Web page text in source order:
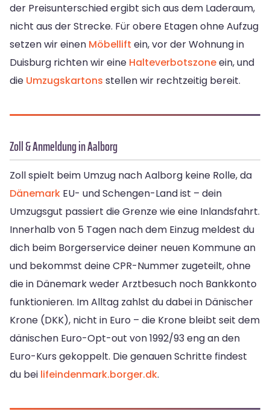
der Preisunterschied ergibt sich aus dem Laderaum,
nicht aus der Strecke. Für obere Etagen ohne Aufzug
setzen wir einen Möbellift ein, vor der Wohnung in
Duisburg richten wir eine Halteverbotszoneein, und
die Umzugskartons stellen wir rechtzeitig bereit.
Zoll & Anmeldung in Aalborg
Zoll spielt beim Umzug nach Aalborg keine Rolle, da
Dänemark EU- und Schengen-Land ist – dein
Umzugsgut passiert die Grenze wie eine Inlandsfahrt.
Innerhalb von 5 Tagen nach dem Einzug meldest du
dich beim Borgerservice deiner neuen Kommune an
und bekommst deine CPR-Nummer zugeteilt, ohne
die in Dänemark weder Arztbesuch noch Bankkonto
funktionieren. Im Alltag zahlst du dabei in Dänischer
Krone (DKK), nicht in Euro – die Krone bleibt seit dem
dänischen Euro-Opt-out von 1992/93 eng an den
Euro-Kurs gekoppelt. Die genauen Schritte findest
du bei lifeindenmark.borger.dk.